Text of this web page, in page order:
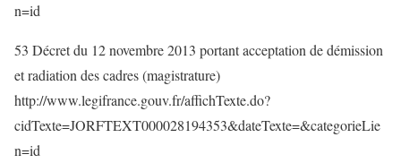
n=id
53 Décret du 12 novembre 2013 portant acceptation de démission
et radiation des cadres (magistrature)
http://www.legifrance.gouv.fr/affichTexte.do?
cidTexte=JORFTEXT000028194353&dateTexte=&categorieLie
n=id